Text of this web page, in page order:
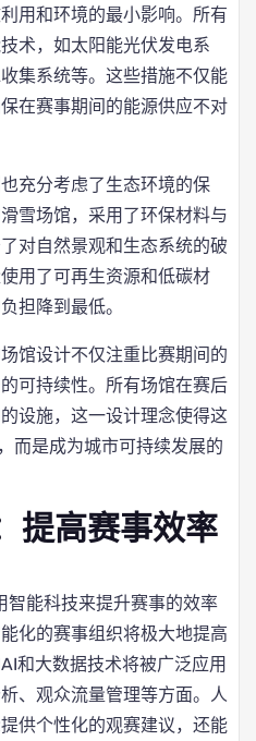
用和环境的最小影响。所有
术，如太阳能光伏发电系
集系统等。这些措施不仅能
在赛事期间的能源供应不对
充分考虑了生态环境的保
雪场馆，采用了环保材料与
对自然景观和生态系统的破
用了可再生资源和低碳材
担降到最低。
馆设计不仅注重比赛期间的
可持续性。所有场馆在赛后
设施，这一设计理念使得这
而是成为城市可持续发展的
提高赛事效率
能科技来提升赛事的效率
化的赛事组织将极大地提高
和大数据技术将被广泛应用
、观众流量管理等方面。人
供个性化的观赛建议，还能